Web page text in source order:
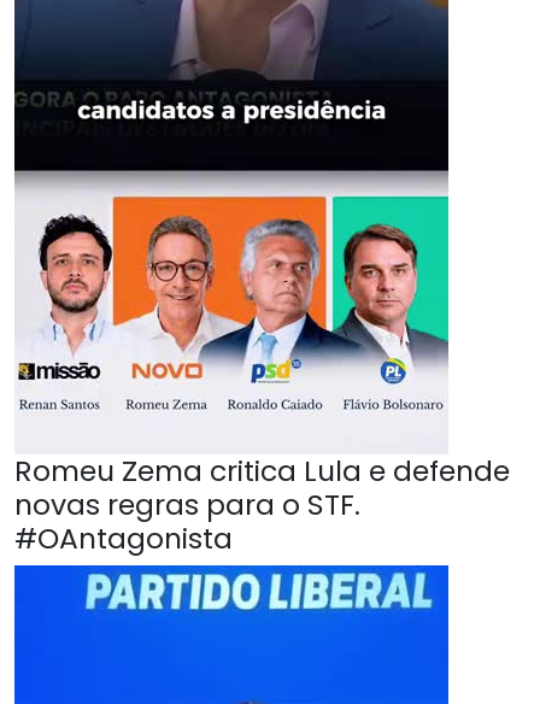
Romeu Zema critica Lula e defende
novas regras para o STF.
#OAntagonista